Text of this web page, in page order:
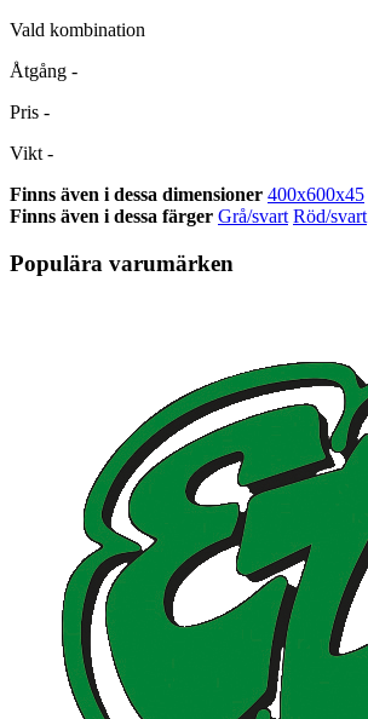
Vald kombination
Åtgång -
Pris -
Vikt -
Finns även i dessa dimensioner 400x600x45
Finns även i dessa färger Grå/svart Röd/svart
Populära varumärken